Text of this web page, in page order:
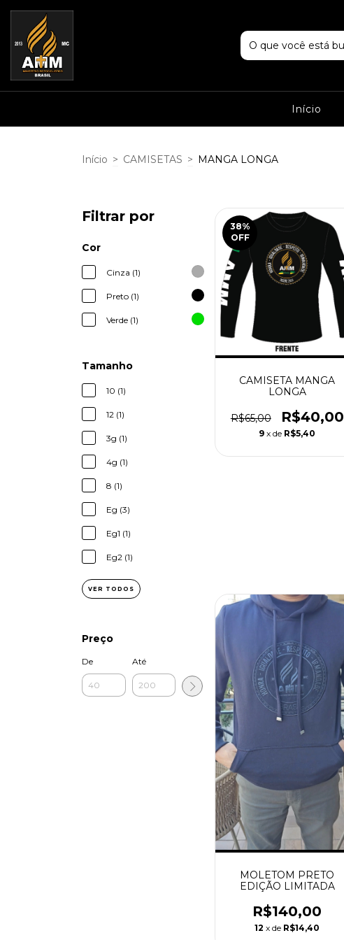
Início
Início > CAMISETAS > MANGA LONGA
Filtrar por
Cor
Cinza (1)
Preto (1)
Verde (1)
Tamanho
10 (1)
12 (1)
3g (1)
4g (1)
8 (1)
Eg (3)
Eg1 (1)
Eg2 (1)
VER TODOS
Preço
De Até
38%
OFF
CAMISETA MANGA
LONGA
R$65,00 R$40,00
9 x de R$5,40
MOLETOM PRETO
EDIÇÃO LIMITADA
R$140,00
12 x de R$14,40